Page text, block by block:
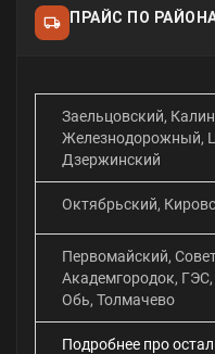
ПРАЙС ПО
Заельцовский,
Железнодорожный,
Дзержинский
Октябрьский,
Первомайский,
Академгородок, ГЭС,
Обь, Толмачево
Подробнее про